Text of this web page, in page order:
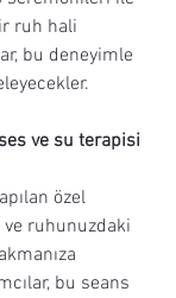
ruh hali
bu deneyimle
ve su terapisi
özel
ruhunuzdaki
bu seans